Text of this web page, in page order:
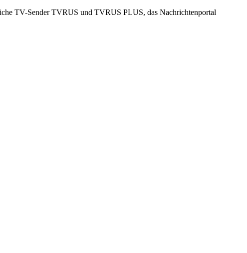
TV-Sender TVRUS und TVRUS PLUS, das Nachrichtenportal